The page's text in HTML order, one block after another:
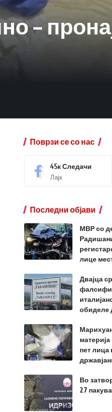
–
Поврзи се со нас
45кСледачи
Лајк
Последни објави
МВР со
лице
Двајца
обиделе
пет лица
Во
27